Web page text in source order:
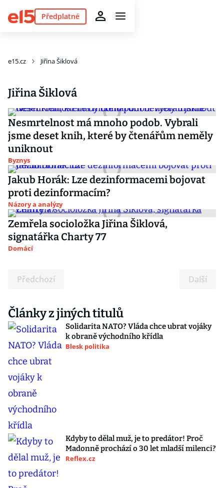
Předplatné
e15.cz Jiřina Šiklová
Jiřina Šiklová
Nesmrtelnost má mnoho podob. Vybrali
jsme deset knih, které by čtenářům neměly
uniknout
Byznys
Jakub Horák: Lze dezinformacemi bojovat
proti dezinformacím?
Názory a analýzy
Zemřela socioložka Jiřina Šiklová,
signatářka Charty 77
Domácí
Předchozí Další
Články z jiných titulů
Solidarita NATO? Vláda chce ubrat vojáky
k obraně východního křídla
Blesk politika
Kdyby to dělal muž, je to predátor! Proč
Madonně prochází o 30 let mladší milenci?
Reflex.cz